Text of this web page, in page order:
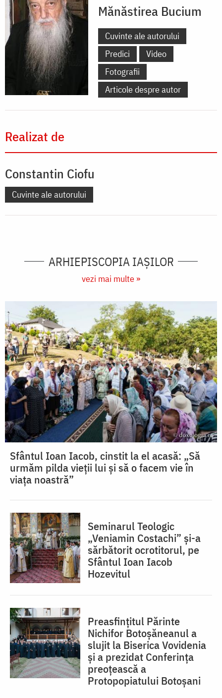
Mănăstirea Bucium
Cuvinte ale autorului
Predici
Video
Fotografii
Articole despre autor
Realizat de
Constantin Ciofu
Cuvinte ale autorului
ARHIEPISCOPIA IAŞILOR
vezi mai multe »
Sfântul Ioan Iacob, cinstit la el acasă: „Să
urmăm pilda vieții lui și să o facem vie în
viața noastră”
Seminarul Teologic
„Veniamin Costachi” și-a
sărbătorit ocrotitorul, pe
Sfântul Ioan Iacob
Hozevitul
Preasfințitul Părinte
Nichifor Botoșăneanul a
slujit la Biserica Vovidenia
și a prezidat Conferința
preoțească a
Protopopiatului Botoșani